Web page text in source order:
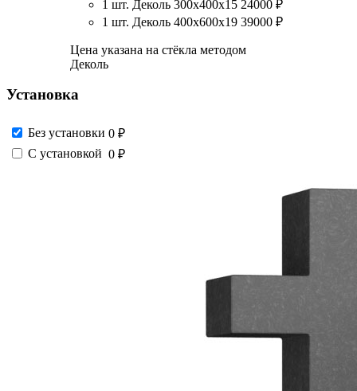
1 шт. Деколь 300х400х15 24000 ₽
1 шт. Деколь 400х600х19 39000 ₽
Цена указана на стёкла методом
Деколь
Установка
Без установки 0 ₽
С установкой 0 ₽